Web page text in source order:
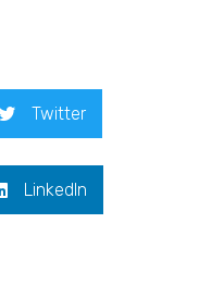
Twitter
LinkedIn